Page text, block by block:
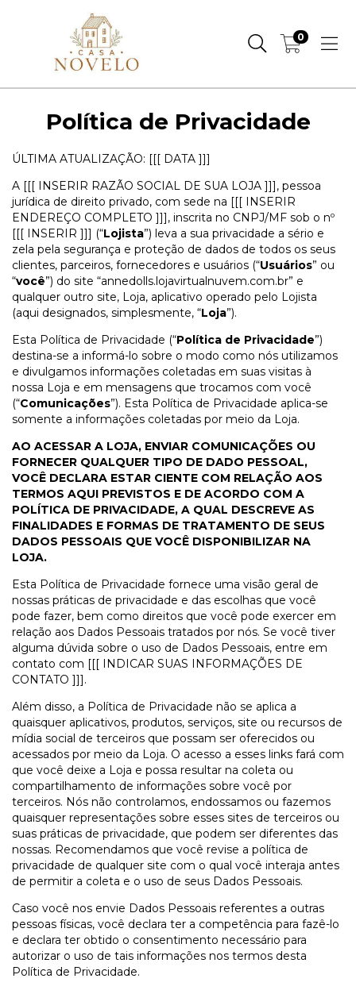
0
Política de Privacidade
ÚLTIMA ATUALIZAÇÃO: [[[ DATA ]]]
A [[[ INSERIR RAZÃO SOCIAL DE SUA LOJA ]]], pessoa
jurídica de direito privado, com sede na [[[ INSERIR
ENDEREÇO COMPLETO ]]], inscrita no CNPJ/MF sob o nº
[[[ INSERIR ]]] (“Lojista”) leva a sua privacidade a sério e
zela pela segurança e proteção de dados de todos os seus
clientes, parceiros, fornecedores e usuários (“Usuários” ou
“você”) do site “annedolls.lojavirtualnuvem.com.br” e
qualquer outro site, Loja, aplicativo operado pelo Lojista
(aqui designados, simplesmente, “Loja”).
Esta Política de Privacidade (“Política de Privacidade”)
destina-se a informá-lo sobre o modo como nós utilizamos
e divulgamos informações coletadas em suas visitas à
nossa Loja e em mensagens que trocamos com você
(“Comunicações”). Esta Política de Privacidade aplica-se
somente a informações coletadas por meio da Loja.
AO ACESSAR A LOJA, ENVIAR COMUNICAÇÕES OU
FORNECER QUALQUER TIPO DE DADO PESSOAL,
VOCÊ DECLARA ESTAR CIENTE COM RELAÇÃO AOS
TERMOS AQUI PREVISTOS E DE ACORDO COM A
POLÍTICA DE PRIVACIDADE, A QUAL DESCREVE AS
FINALIDADES E FORMAS DE TRATAMENTO DE SEUS
DADOS PESSOAIS QUE VOCÊ DISPONIBILIZAR NA
LOJA.
Esta Política de Privacidade fornece uma visão geral de
nossas práticas de privacidade e das escolhas que você
pode fazer, bem como direitos que você pode exercer em
relação aos Dados Pessoais tratados por nós. Se você tiver
alguma dúvida sobre o uso de Dados Pessoais, entre em
contato com [[[ INDICAR SUAS INFORMAÇÕES DE
CONTATO ]]].
Além disso, a Política de Privacidade não se aplica a
quaisquer aplicativos, produtos, serviços, site ou recursos de
mídia social de terceiros que possam ser oferecidos ou
acessados por meio da Loja. O acesso a esses links fará com
que você deixe a Loja e possa resultar na coleta ou
compartilhamento de informações sobre você por
terceiros. Nós não controlamos, endossamos ou fazemos
quaisquer representações sobre esses sites de terceiros ou
suas práticas de privacidade, que podem ser diferentes das
nossas. Recomendamos que você revise a política de
privacidade de qualquer site com o qual você interaja antes
de permitir a coleta e o uso de seus Dados Pessoais.
Caso você nos envie Dados Pessoais referentes a outras
pessoas físicas, você declara ter a competência para fazê-lo
e declara ter obtido o consentimento necessário para
autorizar o uso de tais informações nos termos desta
Política de Privacidade.